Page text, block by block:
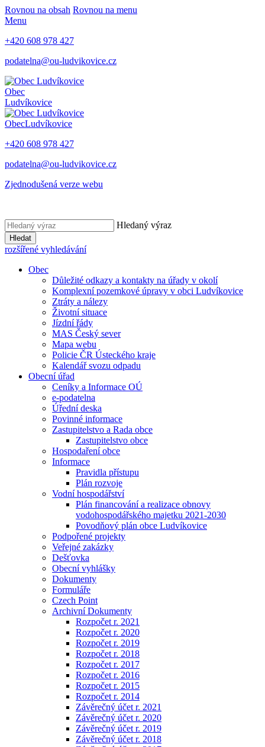
Rovnou na obsah Rovnou na menu
Menu
+420 608 978 427
podatelna@ou-ludvikovice.cz
Obec
Ludvíkovice
ObecLudvíkovice
+420 608 978 427
podatelna@ou-ludvikovice.cz
Zjednodušená verze webu
Hledaný výraz
Hledat
rozšířené vyhledávání
Obec
Důležité odkazy a kontakty na úřady v okolí
Komplexní pozemkové úpravy v obci Ludvíkovice
Ztráty a nálezy
Životní situace
Jízdní řády
MAS Český sever
Mapa webu
Policie ČR Ústeckého kraje
Kalendář svozu odpadu
Obecní úřad
Ceníky a Informace OÚ
e-podatelna
Úřední deska
Povinné informace
Zastupitelstvo a Rada obce
Zastupitelstvo obce
Hospodaření obce
Informace
Pravidla přístupu
Plán rozvoje
Vodní hospodářství
Plán financování a realizace obnovy
vodohospodářského majetku 2021-2030
Povodňový plán obce Ludvíkovice
Podpořené projekty
Veřejné zakázky
Dešťovka
Obecní vyhlášky
Dokumenty
Formuláře
Czech Point
Archivní Dokumenty
Rozpočet r. 2021
Rozpočet r. 2020
Rozpočet r. 2019
Rozpočet r. 2018
Rozpočet r. 2017
Rozpočet r. 2016
Rozpočet r. 2015
Rozpočet r. 2014
Závěrečný účet r. 2021
Závěrečný účet r. 2020
Závěrečný účet r. 2019
Závěrečný účet r. 2018